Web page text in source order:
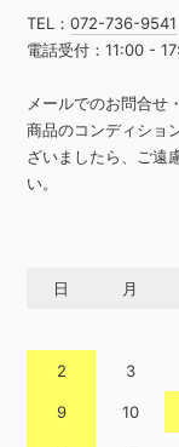
TEL：072-736-9541
電話受付：11:00 -
メールでのお問合せ
商品のコンディショ
ざいましたら、ご遠
い。
日 月
2 3
9 10